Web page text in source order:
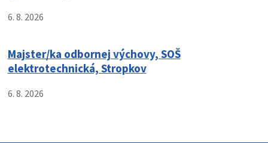
6. 8. 2026
Majster/ka odbornej výchovy, SOŠ
elektrotechnická, Stropkov
6. 8. 2026